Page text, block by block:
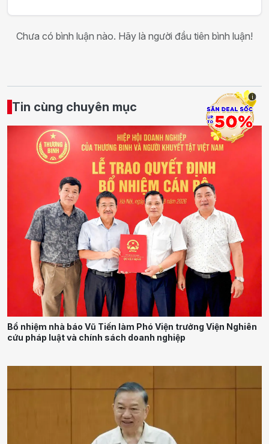
Chưa có bình luận nào. Hãy là người đầu tiên bình luận!
Tin cùng chuyên mục
Bổ nhiệm nhà báo Vũ Tiến làm Phó Viện trưởng Viện Nghiên
cứu pháp luật và chính sách doanh nghiệp
i